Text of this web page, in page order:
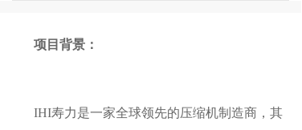
项目背景：
IHI寿力是一家全球领先的压缩机制造商，其